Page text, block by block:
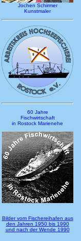
Jochen Schirmer
Kunstmaler
60 Jahre
Fischwirtschaft
in Rostock Marienehe
Bilder vom Fischereihafen aus
den Jahren 1950 bis 1990
und nach der Wende 1990